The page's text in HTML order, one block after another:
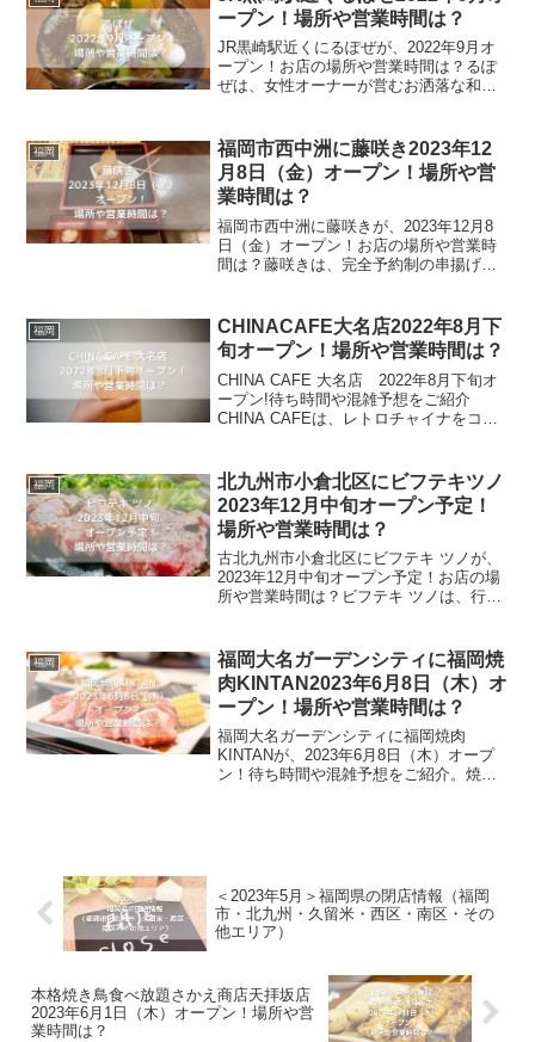
ょっと嬉しいと思...
ープン！場所や営業時間は？
JR黒崎駅近くにるぽぜが、2022年9月オ
ープン！お店の場所や営業時間は？るぽ
ぜは、女性オーナーが営むお洒落な和カ
ことが出来ます。執筆現在SNSなどがな
く、求人サイトか...
福岡
福岡市西中洲に藤咲き2023年12
月8日（金）オープン！場所や営
業時間は？
福岡市西中洲に藤咲きが、2023年12月8
日（金）オープン！お店の場所や営業時
間は？藤咲きは、完全予約制の串揚げ屋
どがいます。VIP席も用意されているの
で、特別な日に利...
福岡
CHINACAFE大名店2022年8月下
旬オープン！場所や営業時間は？
CHINA CAFE 大名店 2022年8月下旬オ
ープン!待ち時間や混雑予想をご紹介
CHINA CAFEは、レトロチャイナをコン
すが、大名店限定のお茶やスイーツをメ
ニ...
福岡
北九州市小倉北区にビフテキツノ
2023年12月中旬オープン予定！
場所や営業時間は？
古北九州市小倉北区にビフテキ ツノが、
2023年12月中旬オープン予定！お店の場
所や営業時間は？ビフテキ ツノは、行橋
和テイストのステーキ屋で、基本メニュ
ーは3種類の...
福岡
福岡大名ガーデンシティに福岡焼
肉KINTAN2023年6月8日（木）オ
ープン！場所や営業時間は？
福岡大名ガーデンシティに福岡焼肉
KINTANが、2023年6月8日（木）オープ
ン！待ち時間や混雑予想をご紹介。焼肉
＜2023年5月＞福岡県の閉店情報（福岡
市・北九州・久留米・西区・南区・その
他エリア）
本格焼き鳥食べ放題さかえ商店天拝坂店
2023年6月1日（木）オープン！場所や営
業時間は？